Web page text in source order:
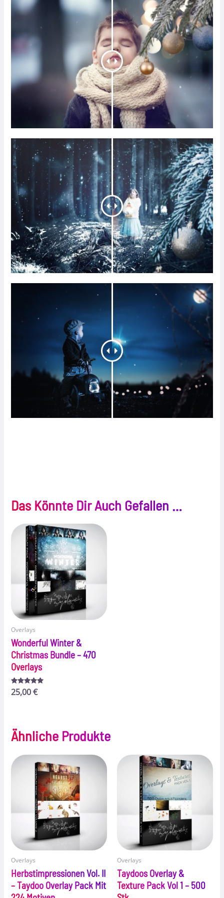
Das Könnte Dir Auch Gefallen …
Overlays
Wonderful Winter &
Christmas Bundle – 470
Overlays
Bewertet
mit
25,00€
Ähnliche Produkte
Overlays
Herbstimpressionen Vol. II
– Taydoo Overlay Pack Mit
Overlays
Taydoos Overlay &
Texture Pack Vol 1 – 500